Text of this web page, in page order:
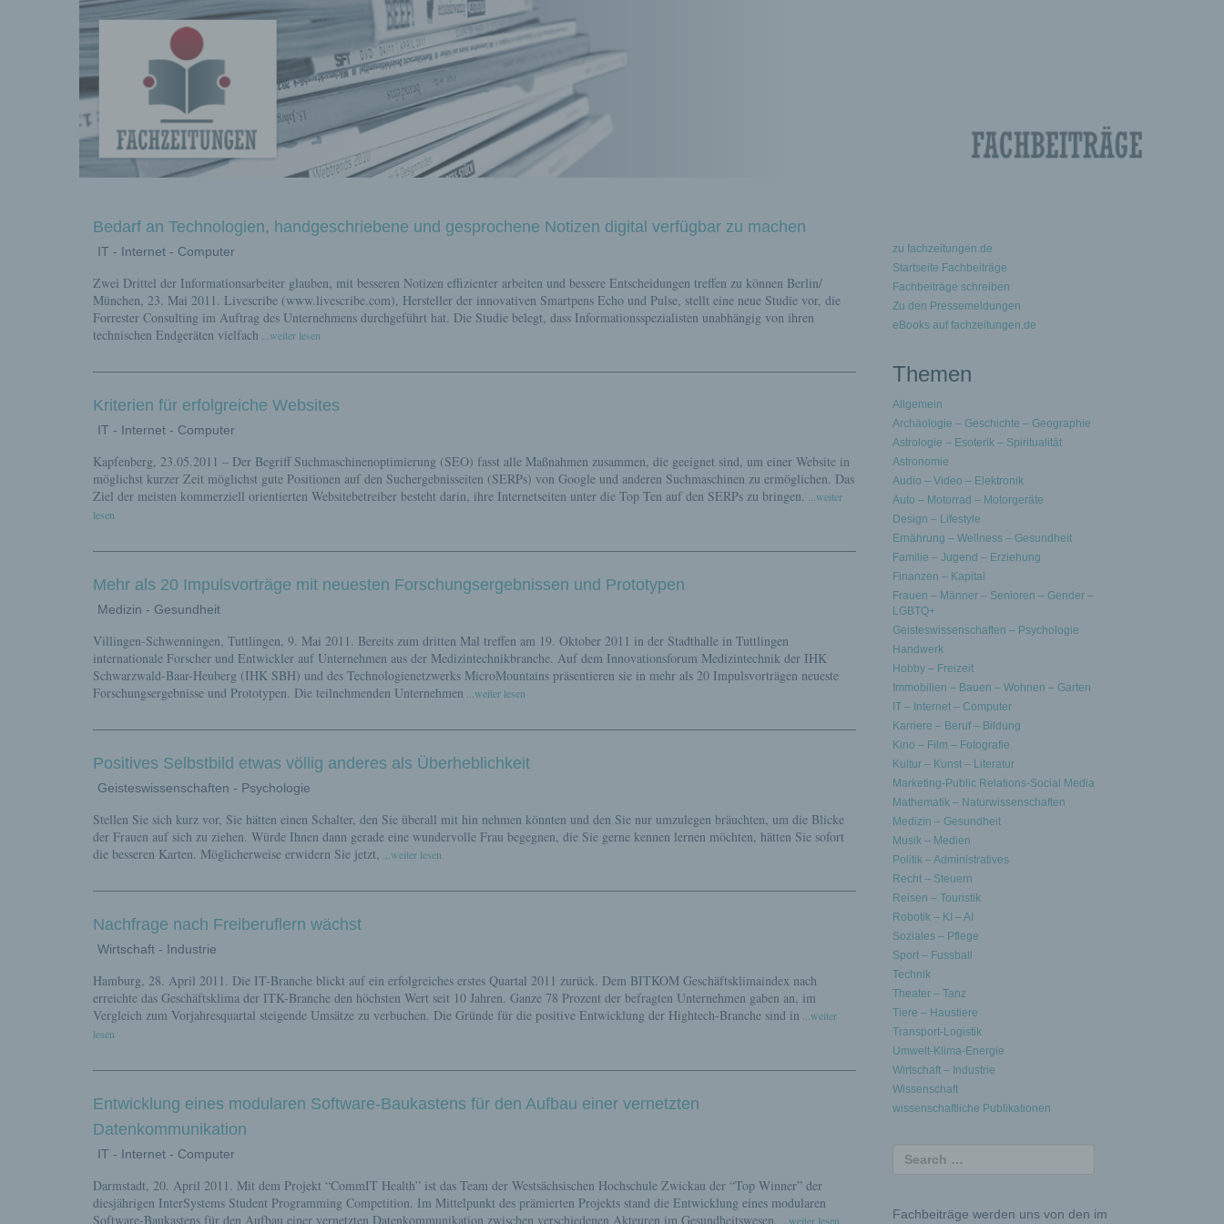
Projekte –
Fachbeiträge
Fachwissen
Bedarf an Technologien, handgeschriebene und gesprochene Notizen digital verfügbar zu machen
IT - Internet - Computer
Zwei Drittel der Informationsarbeiter glauben, mit besseren Notizen effizienter arbeiten und bessere Entscheidungen treffen zu können Berlin/
München, 23. Mai 2011. Livescribe (www.livescribe.com), Hersteller der innovativen Smartpens Echo und Pulse, stellt eine neue Studie vor, die
Forrester Consulting im Auftrag des Unternehmens durchgeführt hat. Die Studie belegt, dass Informationsspezialisten unabhängig von ihren
technischen Endgeräten vielfach ...weiter lesen
Kriterien für erfolgreiche Websites
IT - Internet - Computer
Kapfenberg, 23.05.2011 – Der Begriff Suchmaschinenoptimierung (SEO) fasst alle Maßnahmen zusammen, die geeignet sind, um einer Website in
möglichst kurzer Zeit möglichst gute Positionen auf den Suchergebnisseiten (SERPs) von Google und anderen Suchmaschinen zu ermöglichen. Das
Ziel der meisten kommerziell orientierten Websitebetreiber besteht darin, ihre Internetseiten unter die Top Ten auf den SERPs zu bringen. ...weiter
lesen
Mehr als 20 Impulsvorträge mit neuesten Forschungsergebnissen und Prototypen
Medizin - Gesundheit
Villingen-Schwenningen, Tuttlingen, 9. Mai 2011. Bereits zum dritten Mal treffen am 19. Oktober 2011 in der Stadthalle in Tuttlingen
internationale Forscher und Entwickler auf Unternehmen aus der Medizintechnikbranche. Auf dem Innovationsforum Medizintechnik der IHK
Schwarzwald-Baar-Heuberg (IHK SBH) und des Technologienetzwerks MicroMountains präsentieren sie in mehr als 20 Impulsvorträgen neueste
Forschungsergebnisse und Prototypen. Die teilnehmenden Unternehmen ...weiter lesen
Positives Selbstbild etwas völlig anderes als Überheblichkeit
Geisteswissenschaften - Psychologie
Stellen Sie sich kurz vor, Sie hätten einen Schalter, den Sie überall mit hin nehmen könnten und den Sie nur umzulegen bräuchten, um die Blicke
der Frauen auf sich zu ziehen. Würde Ihnen dann gerade eine wundervolle Frau begegnen, die Sie gerne kennen lernen möchten, hätten Sie sofort
die besseren Karten. Möglicherweise erwidern Sie jetzt, ...weiter lesen
Nachfrage nach Freiberuflern wächst
Wirtschaft - Industrie
Hamburg, 28. April 2011. Die IT-Branche blickt auf ein erfolgreiches erstes Quartal 2011 zurück. Dem BITKOM Geschäftsklimaindex nach
erreichte das Geschäftsklima der ITK-Branche den höchsten Wert seit 10 Jahren. Ganze 78 Prozent der befragten Unternehmen gaben an, im
Vergleich zum Vorjahresquartal steigende Umsätze zu verbuchen. Die Gründe für die positive Entwicklung der Hightech-Branche sind in ...weiter
lesen
Entwicklung eines modularen Software-Baukastens für den Aufbau einer vernetzten
Datenkommunikation
IT - Internet - Computer
Darmstadt, 20. April 2011. Mit dem Projekt “CommIT Health” ist das Team der Westsächsischen Hochschule Zwickau der “Top Winner” der
diesjährigen InterSystems Student Programming Competition. Im Mittelpunkt des prämierten Projekts stand die Entwicklung eines modularen
Software-Baukastens für den Aufbau einer vernetzten Datenkommunikation zwischen verschiedenen Akteuren im Gesundheitswesen. ...weiter lesen
zu fachzeitungen.de
Startseite Fachbeiträge
Fachbeiträge schreiben
Zu den Pressemeldungen
eBooks auf fachzeitungen.de
Themen
Allgemein
Archäologie – Geschichte – Geographie
Astrologie – Esoterik – Spiritualität
Astronomie
Audio – Video – Elektronik
Auto – Motorrad – Motorgeräte
Design – Lifestyle
Ernährung – Wellness – Gesundheit
Familie – Jugend – Erziehung
Finanzen – Kapital
Frauen – Männer – Senioren – Gender –
LGBTQ+
Geisteswissenschaften – Psychologie
Handwerk
Hobby – Freizeit
Immobilien – Bauen – Wohnen – Garten
IT – Internet – Computer
Karriere – Beruf – Bildung
Kino – Film – Fotografie
Kultur – Kunst – Literatur
Marketing-Public Relations-Social Media
Mathematik – Naturwissenschaften
Medizin – Gesundheit
Musik – Medien
Politik – Administratives
Recht – Steuern
Reisen – Touristik
Robotik – KI – AI
Soziales – Pflege
Sport – Fussball
Technik
Theater – Tanz
Tiere – Haustiere
Transport-Logistik
Umwelt-Klima-Energie
Wirtschaft – Industrie
Wissenschaft
wissenschaftliche Publikationen
Fachbeiträge werden uns von den im